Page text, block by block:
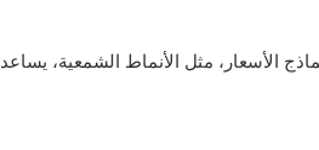
الأسعار، مثل الأنماط الشمعية،